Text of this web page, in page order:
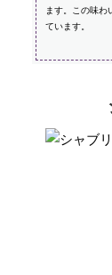
ます。この味わ
ています。